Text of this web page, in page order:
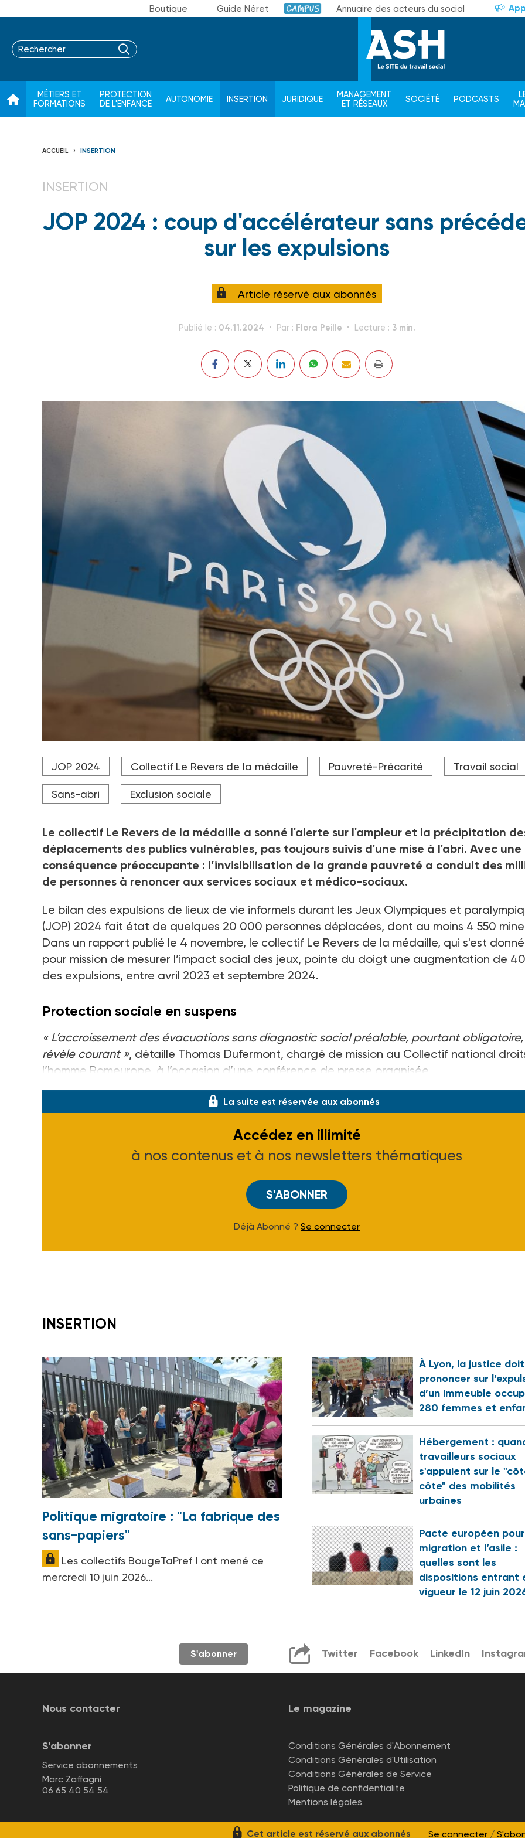
Boutique Guide Néret Campus Annuaire des acteurs du social
MÉTIERS ET
FORMATIONS
PROTECTION
DE L'ENFANCE
AUTONOMIE INSERTION JURIDIQUE
MANAGEMENT
ET RÉSEAUX
SOCIÉTÉ PODCASTS
ACCUEIL INSERTION
INSERTION
JOP 2024 : coup d'accélérateur sans
sur les expulsions
Article réservé aux abonnés
Publié le : 04.11.2024 Par : Flora Peille Lecture : 3 min.
20 000 personnes ont été expulsées de leur lieu de vie durant les JOP 2024.
Crédit photo Adobe stock
JOP 2024 Collectif Le Revers de la médaille Pauvreté-Précarité Travail social
Sans-abri Exclusion sociale
Le collectif Le Revers de la médaille a sonné l'alerte sur l'ampleur et la précipitation
déplacements des publics vulnérables, pas toujours suivis d'une mise à l'abri. Avec une
conséquence préoccupante : l’invisibilisation de la grande pauvreté a conduit des
de personnes à renoncer aux services sociaux et médico-sociaux.
Le bilan des expulsions de lieux de vie informels durant les Jeux Olympiques et
(JOP) 2024 fait état de quelques 20 000 personnes déplacées, dont au moins 4 550
Dans un rapport publié le 4 novembre, le collectif Le Revers de la médaille, qui s'est donné
pour mission de mesurer l’impact social des jeux, pointe du doigt une augmentation de
des expulsions, entre avril 2023 et septembre 2024.
Protection sociale en suspens
« L’accroissement des évacuations sans diagnostic social préalable, pourtant
révèle courant », détaille Thomas Dufermont, chargé de mission au Collectif national
l’homme Romeurope, à l’occasion d’une conférence de presse organisée
La suite est réservée aux abonnés
Accédez en illimité
à nos contenus et à nos newsletters thématiques
S'ABONNER
Déjà Abonné ? Se connecter
Cet article est réservé aux abonnés Se connecter /
INSERTION
Politique migratoire : "La fabrique des
sans-papiers"
Les collectifs BougeTaPref ! ont mené ce
mercredi 10 juin 2026...
À Lyon, la justice
prononcer sur
d’un immeuble
280 femmes et
Hébergement :
travailleurs sociaux
s'appuient sur le
côte" des mobilités
urbaines
Pacte européen
migration et l’asile :
quelles sont les
dispositions entrant
vigueur le 12 juin
S'abonner Twitter Facebook LinkedIn
Nous contacter Le magazine
S'abonner
Service abonnements
Marc Zaffagni
06 65 40 54 54
Conditions Générales d'Abonnement
Conditions Générales d'Utilisation
Conditions Générales de Service
Politique de confidentialite
Mentions légales